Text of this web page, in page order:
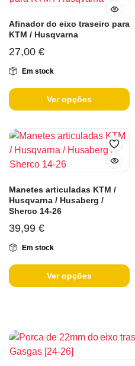
Afinador do eixo traseiro para
KTM / Husqvarna
27,00 €
Em stock
Ver opções
Manetes articuladas KTM /
Husqvarna / Husaberg /
Sherco 14-26
39,99 €
Em stock
Ver opções